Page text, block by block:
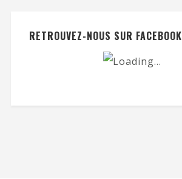
RETROUVEZ-NOUS SUR FACEBOOK